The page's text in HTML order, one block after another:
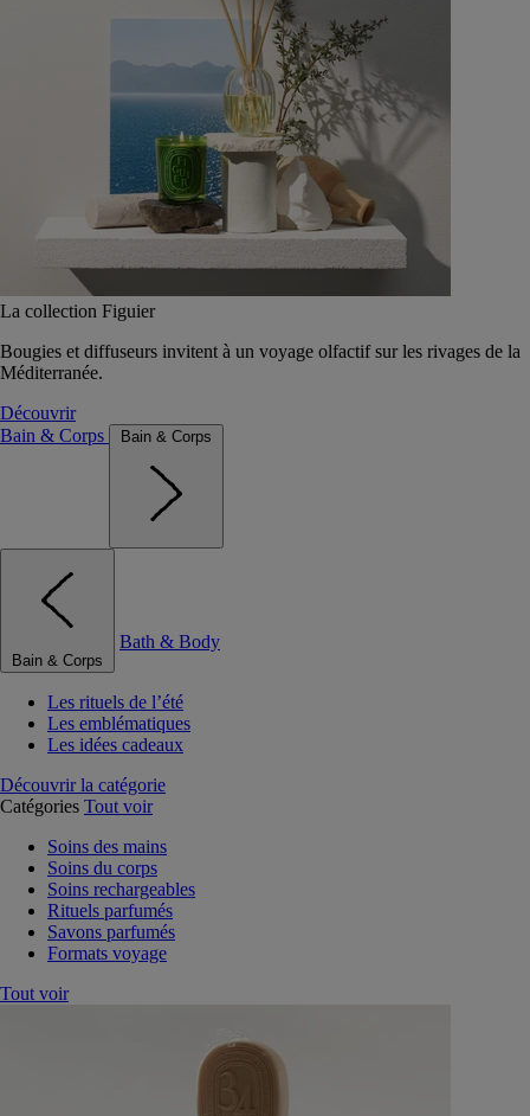
La collection Figuier
Bougies et diffuseurs invitent à un voyage olfactif sur les rivages de la
Méditerranée.
Découvrir
Bain & Corps
Bain & Corps
Bain & Corps
Bath & Body
Les rituels de l’été
Les emblématiques
Les idées cadeaux
Découvrir la catégorie
Catégories Tout voir
Soins des mains
Soins du corps
Soins rechargeables
Rituels parfumés
Savons parfumés
Formats voyage
Tout voir